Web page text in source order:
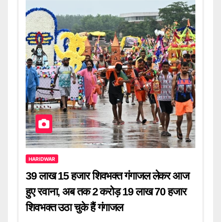
HARIDWAR
39 लाख 15 हजार शिवभक्त गंगाजल लेकर आज
हुए रवाना, अब तक 2 करोड़ 19 लाख 70 हजार
शिवभक्त उठा चुके हैं गंगाजल